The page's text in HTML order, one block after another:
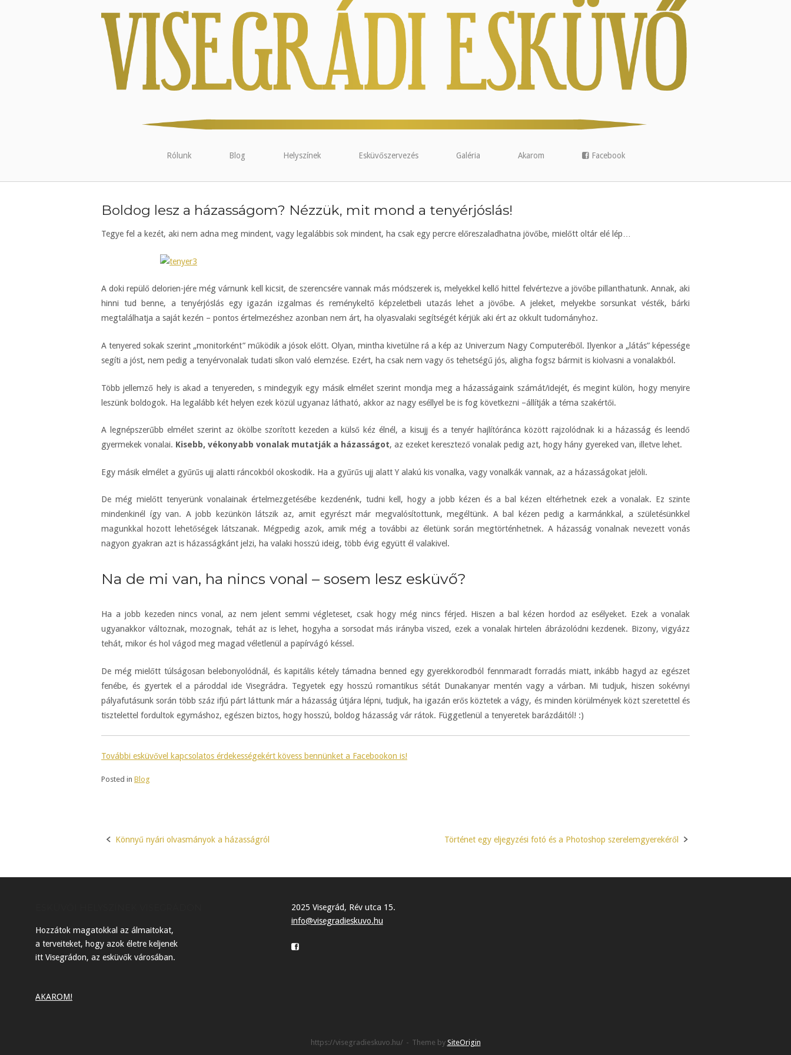
Rólunk Blog Helyszínek Esküvőszervezés Galéria Akarom Facebook
Boldog lesz a házasságom? Nézzük, mit mond a tenyérjóslás!
Tegye fel a kezét, aki nem adna meg mindent, vagy legalábbis sok mindent, ha csak egy percre előreszaladhatna jövőbe, mielőtt oltár elé lép…
A doki repülő delorien-jére még várnunk kell kicsit, de szerencsére vannak más módszerek is, melyekkel kellő hittel felvértezve a jövőbe pillanthatunk. Annak, aki
hinni tud benne, a tenyérjóslás egy igazán izgalmas és reménykeltő képzeletbeli utazás lehet a jövőbe. A jeleket, melyekbe sorsunkat vésték, bárki
megtalálhatja a saját kezén – pontos értelmezéshez azonban nem árt, ha olyasvalaki segítségét kérjük aki ért az okkult tudományhoz.
A tenyered sokak szerint „monitorként” működik a jósok előtt. Olyan, mintha kivetülne rá a kép az Univerzum Nagy Computeréből. Ilyenkor a „látás” képessége
segíti a jóst, nem pedig a tenyérvonalak tudati síkon való elemzése. Ezért, ha csak nem vagy ős tehetségű jós, aligha fogsz bármit is kiolvasni a vonalakból.
Több jellemző hely is akad a tenyereden, s mindegyik egy másik elmélet szerint mondja meg a házasságaink számát/idejét, és megint külön, hogy menyire
leszünk boldogok. Ha legalább két helyen ezek közül ugyanaz látható, akkor az nagy eséllyel be is fog következni –állítják a téma szakértői.
A legnépszerűbb elmélet szerint az ökölbe szorított kezeden a külső kéz élnél, a kisujj és a tenyér hajlítóránca között rajzolódnak ki a házasság és leendő
gyermekek vonalai. Kisebb, vékonyabb vonalak mutatják a házasságot, az ezeket keresztező vonalak pedig azt, hogy hány gyereked van, illetve lehet.
Egy másik elmélet a gyűrűs ujj alatti ráncokból okoskodik. Ha a gyűrűs ujj alatt Y alakú kis vonalka, vagy vonalkák vannak, az a házasságokat jelöli.
De még mielőtt tenyerünk vonalainak értelmezgetésébe kezdenénk, tudni kell, hogy a jobb kézen és a bal kézen eltérhetnek ezek a vonalak. Ez szinte
mindenkinél így van. A jobb kezünkön látszik az, amit egyrészt már megvalósítottunk, megéltünk. A bal kézen pedig a karmánkkal, a születésünkkel
magunkkal hozott lehetőségek látszanak. Mégpedig azok, amik még a további az életünk során megtörténhetnek. A házasság vonalnak nevezett vonás
nagyon gyakran azt is házasságkánt jelzi, ha valaki hosszú ideig, több évig együtt él valakivel.
Na de mi van, ha nincs vonal – sosem lesz esküvő?
Ha a jobb kezeden nincs vonal, az nem jelent semmi végleteset, csak hogy még nincs férjed. Hiszen a bal kézen hordod az esélyeket. Ezek a vonalak
ugyanakkor változnak, mozognak, tehát az is lehet, hogyha a sorsodat más irányba viszed, ezek a vonalak hirtelen ábrázolódni kezdenek. Bizony, vigyázz
tehát, mikor és hol vágod meg magad véletlenül a papírvágó késsel.
De még mielőtt túlságosan belebonyolódnál, és kapitális kétely támadna benned egy gyerekkorodból fennmaradt forradás miatt, inkább hagyd az egészet
fenébe, és gyertek el a pároddal ide Visegrádra. Tegyetek egy hosszú romantikus sétát Dunakanyar mentén vagy a várban. Mi tudjuk, hiszen sokévnyi
pályafutásunk során több száz ifjú párt láttunk már a házasság útjára lépni, tudjuk, ha igazán erős köztetek a vágy, és minden körülmények közt szeretettel és
tisztelettel fordultok egymáshoz, egészen biztos, hogy hosszú, boldog házasság vár rátok. Függetlenül a tenyeretek barázdáitól! :)
További esküvővel kapcsolatos érdekességekért kövess bennünket a Facebookon is!
Posted in Blog
Post
Könnyű nyári olvasmányok a házasságról Történet egy eljegyzési fotó és a Photoshop szerelemgyerekéről
Hozzátok magatokkal az álmaitokat,
a terveiteket, hogy azok életre keljenek
itt Visegrádon, az esküvők városában.
AKAROM!
2025 Visegrád, Rév utca 15.
info@visegradieskuvo.hu
https://visegradieskuvo.hu/ Theme by SiteOrigin